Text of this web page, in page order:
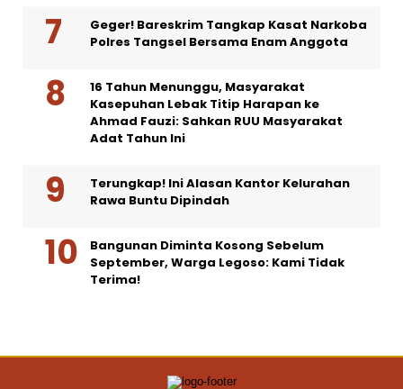
Geger! Bareskrim Tangkap Kasat Narkoba
Polres Tangsel Bersama Enam Anggota
16 Tahun Menunggu, Masyarakat
Kasepuhan Lebak Titip Harapan ke
Ahmad Fauzi: Sahkan RUU Masyarakat
Adat Tahun Ini
Terungkap! Ini Alasan Kantor Kelurahan
Rawa Buntu Dipindah
Bangunan Diminta Kosong Sebelum
September, Warga Legoso: Kami Tidak
Terima!